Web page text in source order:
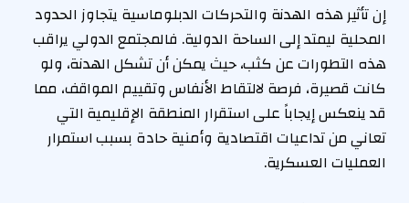
إن تأثير هذه الهدنة والتحركات الدبلوماسية يتجاوز الحدود
المحلية ليمتد إلى الساحة الدولية. فالمجتمع الدولي يراقب
هذه التطورات عن كثب، حيث يمكن أن تشكل الهدنة، ولو
كانت قصيرة، فرصة لالتقاط الأنفاس وتقييم المواقف، مما
قد ينعكس إيجاباً على استقرار المنطقة الإقليمية التي
تعاني من تداعيات اقتصادية وأمنية حادة بسبب استمرار
العمليات العسكرية.